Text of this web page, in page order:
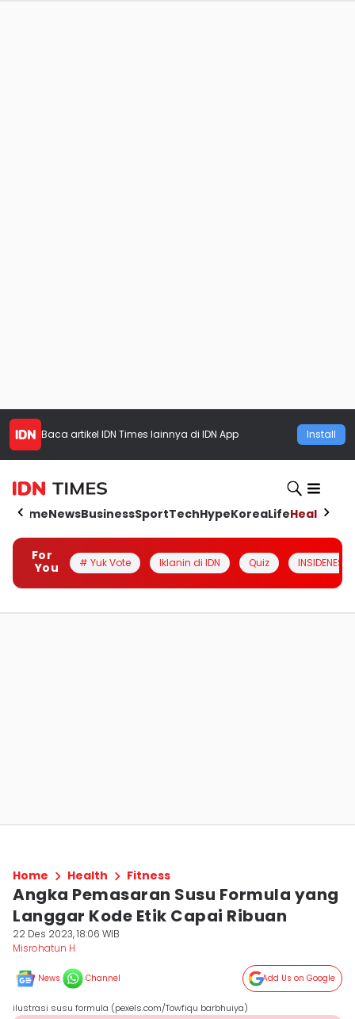
Baca artikel IDN Times lainnya di IDN App Install
HomeNewsBusinessSportTechHypeKoreaLifeHealth
For
You
# Yuk Vote Iklanin di IDN Quiz INSIDENESIA
Home Health Fitness
Angka Pemasaran Susu Formula yang
Langgar Kode Etik Capai Ribuan
22 Des 2023, 18:06 WIB
Misrohatun H
News Channel Add Us on Google
ilustrasi susu formula (pexels.com/Towfiqu barbhuiya)